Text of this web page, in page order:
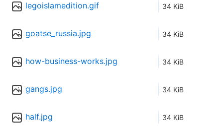
legoislamedition.gif 34 KiB
goatse_russia.jpg 34 KiB
how-business-works.jpg 34 KiB
gangs.jpg 34 KiB
half.jpg 34 KiB